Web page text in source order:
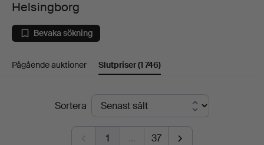
Stockholms
Auktionsverk
Helsingborg
Bevaka sökning
Pågående auktioner Slutpriser(1 746)
SlutpriserSortera
1 … 37